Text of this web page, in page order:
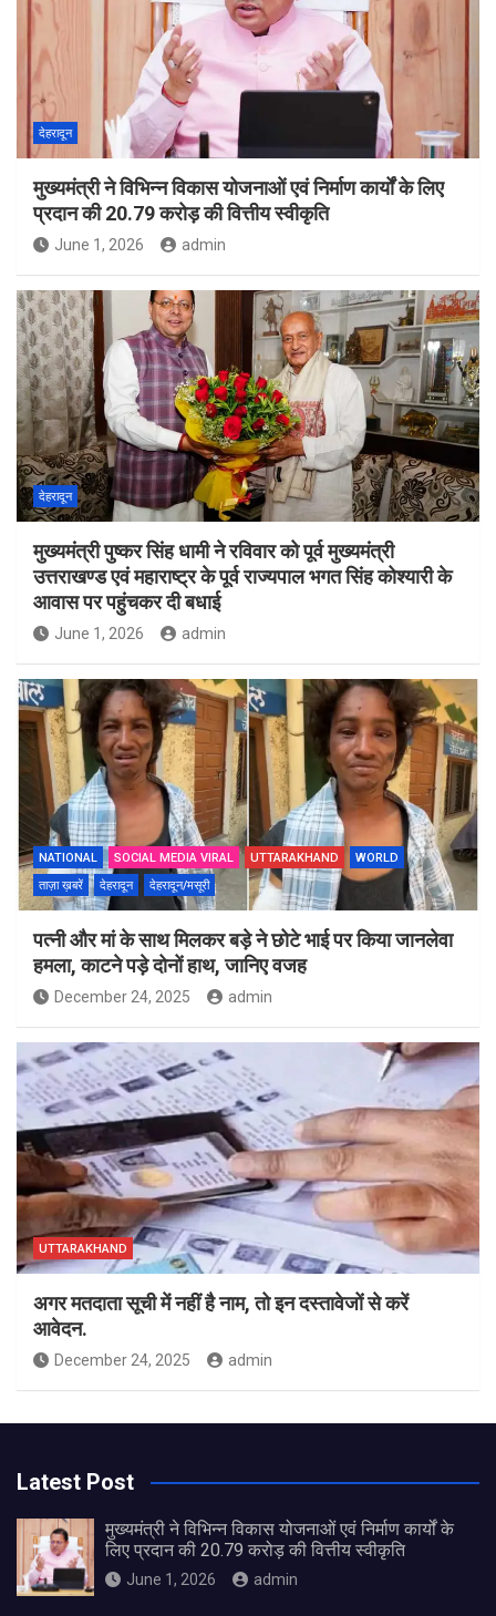
देहरादून
मुख्यमंत्री ने विभिन्न विकास योजनाओं एवं निर्माण कार्यों के लिए
प्रदान की 20.79 करोड़ की वित्तीय स्वीकृति
June 1, 2026 admin
देहरादून
मुख्यमंत्री पुष्कर सिंह धामी ने रविवार को पूर्व मुख्यमंत्री
उत्तराखण्ड एवं महाराष्ट्र के पूर्व राज्यपाल भगत सिंह कोश्यारी के
आवास पर पहुंचकर दी बधाई
June 1, 2026 admin
NATIONAL SOCIAL MEDIA VIRAL UTTARAKHAND
WORLD
ताज़ा ख़बरें
देहरादून देहरादून/मसूरी
पत्नी और मां के साथ मिलकर बड़े ने छोटे भाई पर किया जानलेवा
हमला, काटने पड़े दोनों हाथ, जानिए वजह
December 24, 2025 admin
UTTARAKHAND
अगर मतदाता सूची में नहीं है नाम, तो इन दस्तावेजों से करें
आवेदन.
December 24, 2025 admin
Latest Post
मुख्यमंत्री ने विभिन्न विकास योजनाओं एवं निर्माण कार्यों के
लिए प्रदान की 20.79 करोड़ की वित्तीय स्वीकृति
June 1, 2026 admin